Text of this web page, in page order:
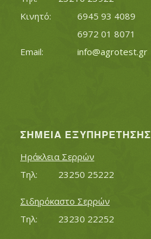
Κινητό:		6945 93 4089
			6972 01 8071
info@agrotest.gr
ΣΗΜΕΊΑ ΕΞΥΠΗΡΈΤΗΣΗΣ
Ηράκλεια Σερρών
Τηλ:		23250 25222
Σιδηρόκαστο Σερρών
Τηλ:		23230 22252